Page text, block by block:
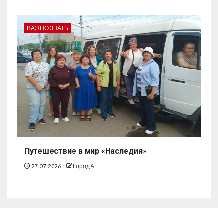
ВАЖНО ЗНАТЬ
Путешествие в мир «Наследия»
27.07.2026 Город А